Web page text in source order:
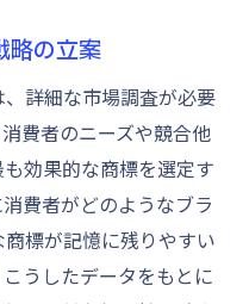
略の立案
詳細な市場調査が必要
費者のニーズや競合他
効果的な商標を選定す
費者がどのようなブラ
標が記憶に残りやすい
うしたデータをもとに